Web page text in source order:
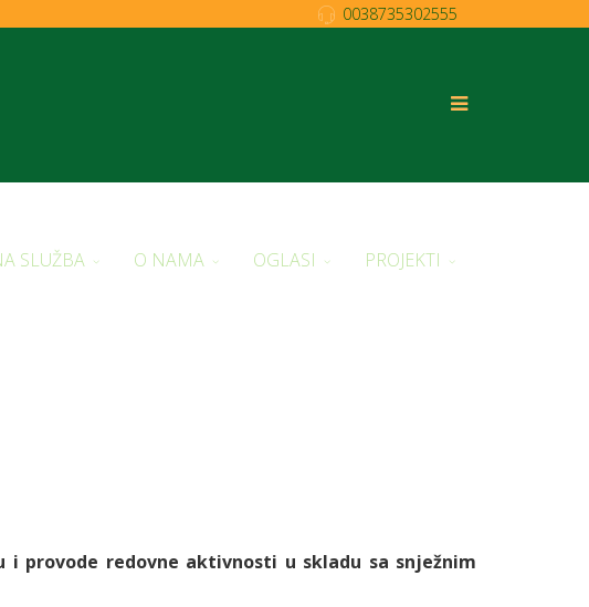
0038735302555
SLUŽBA O NAMA OGLASI PROJEKTI
i provode redovne aktivnosti u skladu sa snježnim